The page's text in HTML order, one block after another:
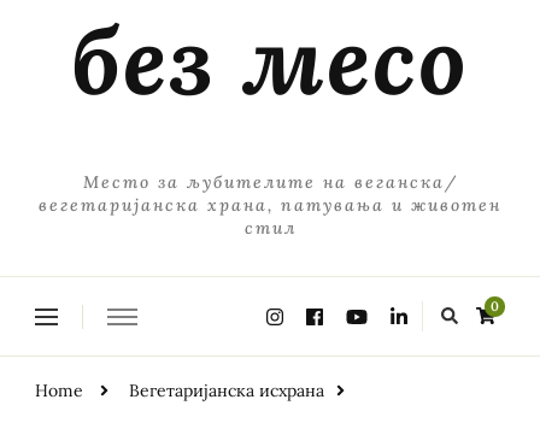
без месо
Место за љубителите на веганска/
вегетаријанска храна, патувања и животен
стил
0
Home
Вегетаријанска исхрана